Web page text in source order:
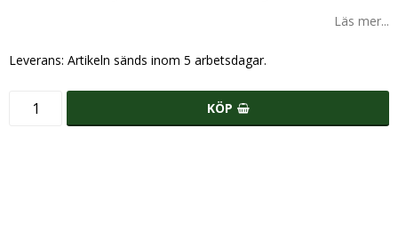
Läs mer...
Leverans: Artikeln sänds inom 5 arbetsdagar.
KÖP